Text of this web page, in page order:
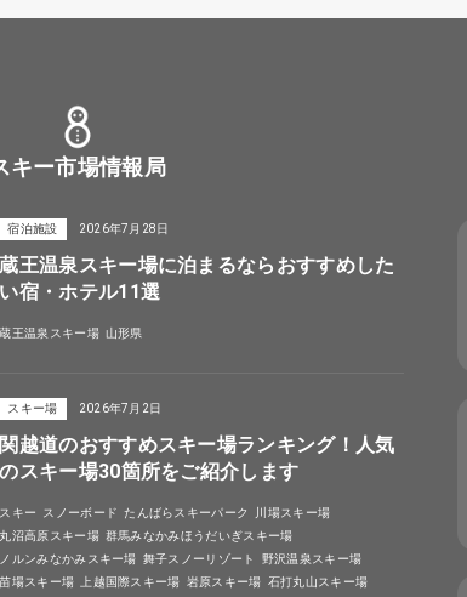
キー市場情報局
宿泊施設 2026年7月28日
蔵王温泉スキー場に泊まるならおすすめした
い宿・ホテル11選
蔵王温泉スキー場 山形県
スキー場 2026年7月2日
関越道のおすすめスキー場ランキング！人気
のスキー場30箇所をご紹介します
スキー スノーボード たんばらスキーパーク
川場スキー場
丸沼高原スキー場 群馬みなかみほうだいぎスキー場
ノルンみなかみスキー場 舞子スノーリゾート
野沢温泉スキー場
苗場スキー場 上越国際スキー場 岩原スキー場 石打丸山スキー場